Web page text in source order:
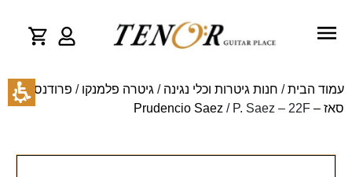
עמוד הבית/ חנות גיטרות וכלי נגינה / גיטרה פלמנקו / פרודנסיו
סאז – Prudencio Saez / P. Saez – 22F